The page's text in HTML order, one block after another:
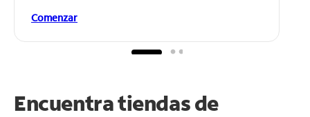
Comenzar
Encuentra tiendas de